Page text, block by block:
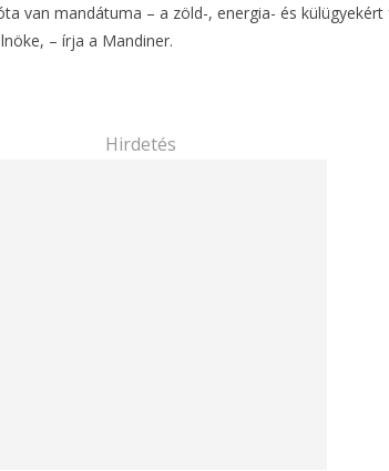
van mandátuma – a zöld-, energia- és
– írja a Mandiner.
Hirdetés